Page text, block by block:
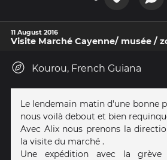
11 August 2016
Visite Marché Cayenne/ musée /
Kourou, French Guiana
Le lendemain matin d'une bonne
nous voilà debout et bien
Avec Alix nous prenons la
la visite du marché .
Une expédition avec la grève